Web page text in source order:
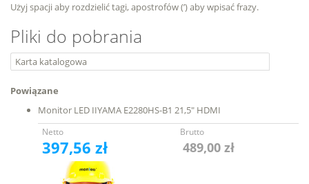
Użyj spacji aby rozdzielić tagi, apostrofów (’) aby wpisać frazy.
Pliki do pobrania
Karta katalogowa
Powiązane
Monitor LED IIYAMA E2280HS-B1 21,5″ HDMI
Netto Brutto
397,56 zł 489,00 zł